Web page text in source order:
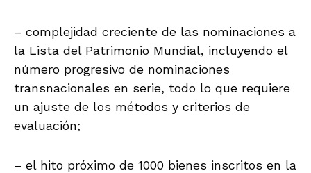
– complejidad creciente de las nominaciones a
la Lista del Patrimonio Mundial, incluyendo el
número progresivo de nominaciones
transnacionales en serie, todo lo que requiere
un ajuste de los métodos y criterios de
evaluación;
– el hito próximo de 1000 bienes inscritos en la